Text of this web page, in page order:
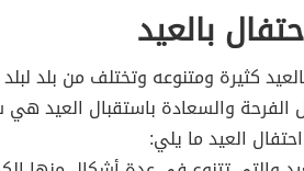
بالعيد
كثيرة ومتنوعه وتختلف من بلد
الفرحة والسعادة باستقبال العيد
العيد ما يلي: